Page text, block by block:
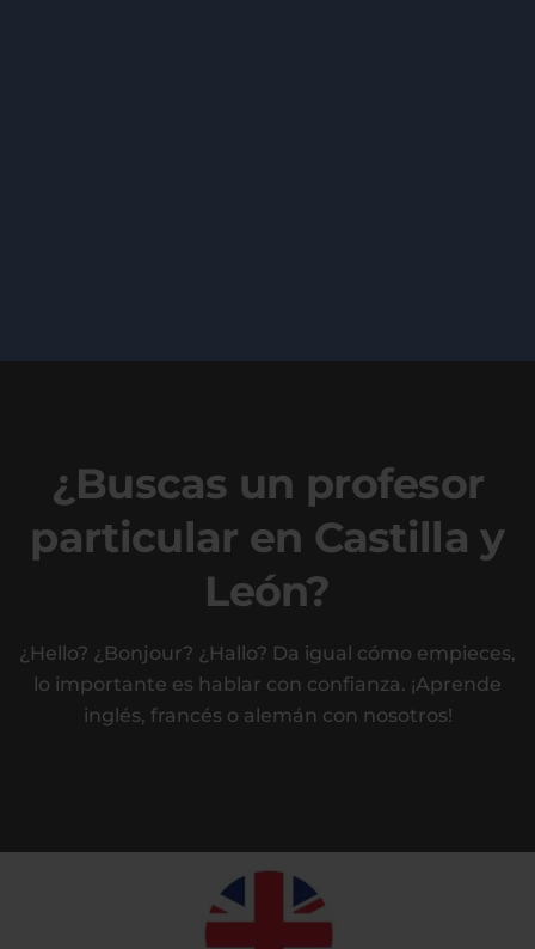
¿Buscas un profesor
particular en Castilla y
León?
¿Hello? ¿Bonjour? ¿Hallo? Da igual cómo empieces,
lo importante es hablar con confianza. ¡Aprende
inglés, francés o alemán con nosotros!